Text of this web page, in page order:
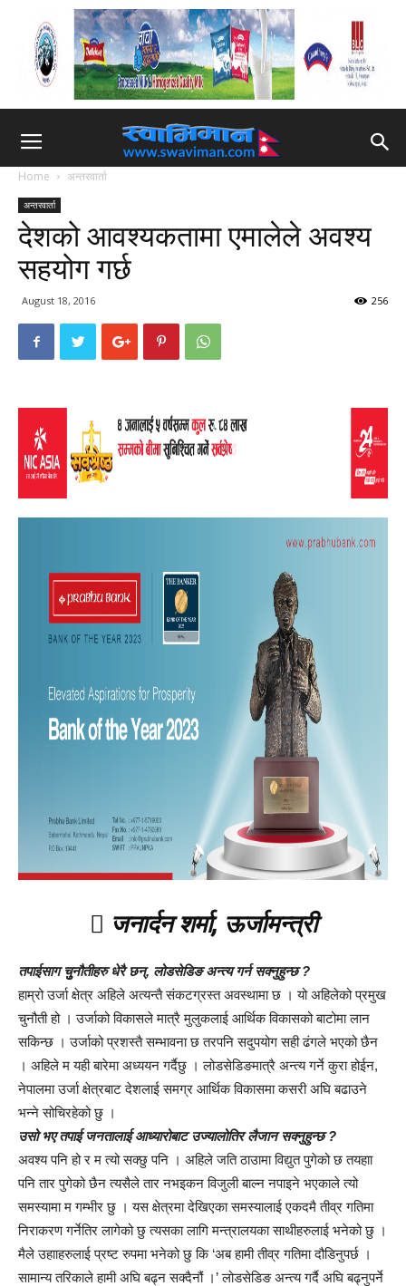
Home अन्तरवार्ता
अन्तरवार्ता
देशको आवश्यकतामा एमालेले अवश्य
सहयोग गर्छ
August 18, 2016 256
 जनार्दन शर्मा, ऊर्जामन्त्री
तपाईसाग चुुनौतीहरु धेरै छन्, लोडसेडिङ अन्त्य गर्न सक्नुहुन्छ ?
हाम्रो उर्जा क्षेत्र अहिले अत्यन्तै संकटग्रस्त अवस्थामा छ । यो अहिलेको प्रमुख
चुनौती हो । उर्जाको विकासले मात्रै मुलुकलाई आर्थिक विकासको बाटोमा लान
सकिन्छ । उर्जाको प्रशस्तै सम्भावना छ तरपनि सदुपयोग सही ढंगले भएको छैन
। अहिले म यही बारेमा अध्ययन गर्दैछु । लोडसेडिङमात्रै अन्त्य गर्ने कुरा होईन,
नेपालमा उर्जा क्षेत्रबाट देशलाई समग्र आर्थिक विकासमा कसरी अघि बढाउने
भन्ने सोचिरहेको छु ।
उसो भए तपाई जनतालाई आध्यारोबाट उज्यालोतिर लैजान सक्नुहुन्छ ?
अवश्य पनि हो र म त्यो सक्छु पनि । अहिले जति ठाउामा विद्युत पुगेको छ तयहाा
पनि तार पुगेको छैन त्यसैले तार नभइकन विजुली बाल्न नपाइने भएकाले त्यो
समस्यामा म गम्भीर छु । यस क्षेत्रमा देखिएका समस्यालाई एकदमै तीव्र गतिमा
निराकरण गर्नेतिर लागेको छु त्यसका लागि मन्त्रालयका साथीहरुलाई भनेको छु ।
मैले उहााहरुलाई प्रष्ट रुपमा भनेको छु कि ‘अब हामी तीव्र गतिमा दौडिनुपर्छ ।
सामान्य तरिकाले हामी अघि बढ्न सक्दैनौं ।’ लोडसेडिङ अन्त्य गर्दै अघि बढ्नुपर्ने